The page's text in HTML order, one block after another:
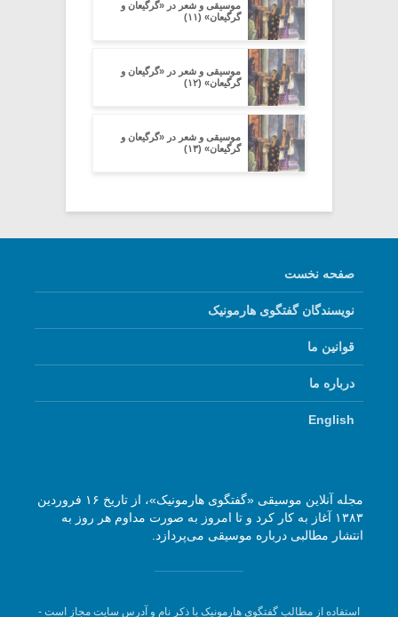
موسیقی و شعر در «گرگیعان و
گرگیعان» (۱۱)
موسیقی و شعر در «گرگیعان و
گرگیعان» (۱۲)
موسیقی و شعر در «گرگیعان و
گرگیعان» (۱۳)
صفحه نخست
نویسندگان گفتگوی هارمونیک
قوانین ما
درباره ما
English
مجله آنلاین موسیقی «گفتگوی هارمونیک»، از تاریخ ۱۶ فروردین
۱۳۸۳ آغاز به کار کرد و تا امروز به صورت مداوم هر روز به
انتشار مطالبی درباره موسیقی می‌پردازد.
استفاده از مطالب گفتگوی هارمونیک با ذکر نام و آدرس سایت مجاز است -